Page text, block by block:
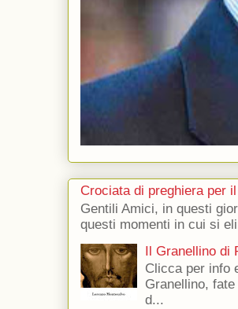
Crociata di preghiera per
Gentili Amici, in questi
questi momenti in cui si
Il Granellino di
Clicca per info
Granellino,
d...